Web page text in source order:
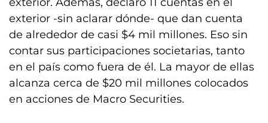
exterior -sin aclarar dónde- que dan cuenta
de alrededor de casi $4 mil millones. Eso sin
contar sus participaciones societarias, tanto
en el país como fuera de él. La mayor de ellas
alcanza cerca de $20 mil millones colocados
en acciones de Macro Securities.